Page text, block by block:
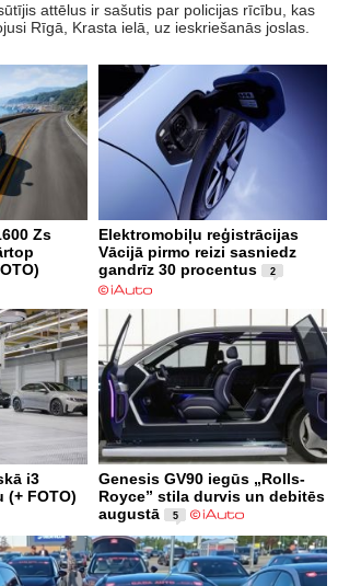
attēlus ir sašutis par policijas rīcību, kas
Rīgā, Krasta ielā, uz ieskriešanās joslas.
Zs
Elektromobiļu reģistrācijas
Vācijā pirmo reizi sasniedz
gandrīz 30 procentus
2
i3
(+ FOTO)
Genesis GV90 iegūs „Rolls-
Royce” stila durvis un debitēs
augustā
5